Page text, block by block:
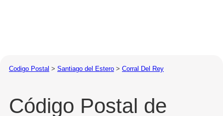
Codigo Postal > Santiago del Estero > Corral Del Rey
Código Postal de